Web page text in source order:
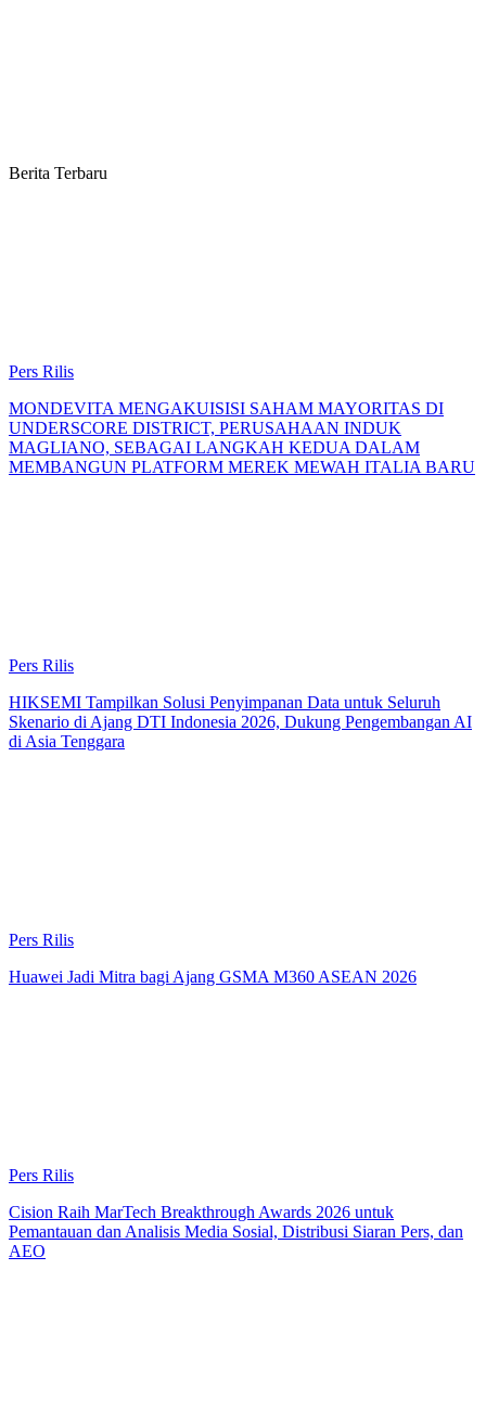
Berita Terbaru
Pers Rilis
MONDEVITA MENGAKUISISI SAHAM MAYORITAS DI
UNDERSCORE DISTRICT, PERUSAHAAN INDUK
MAGLIANO, SEBAGAI LANGKAH KEDUA DALAM
MEMBANGUN PLATFORM MEREK MEWAH ITALIA BARU
Pers Rilis
HIKSEMI Tampilkan Solusi Penyimpanan Data untuk Seluruh
Skenario di Ajang DTI Indonesia 2026, Dukung Pengembangan AI
di Asia Tenggara
Pers Rilis
Huawei Jadi Mitra bagi Ajang GSMA M360 ASEAN 2026
Pers Rilis
Cision Raih MarTech Breakthrough Awards 2026 untuk
Pemantauan dan Analisis Media Sosial, Distribusi Siaran Pers, dan
AEO